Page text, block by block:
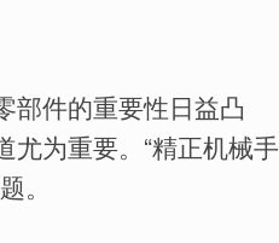
部件的重要性日益凸
尤为重要。“精正机械手
。